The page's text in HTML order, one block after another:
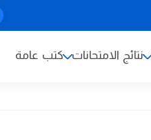
نتائج الامتحانات كتب عامة